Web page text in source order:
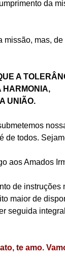
da
missão, mas,
A
HARMONIA,
UNIÃO.
de todos.
aos Amados
de
maior de
seguida
te amo.